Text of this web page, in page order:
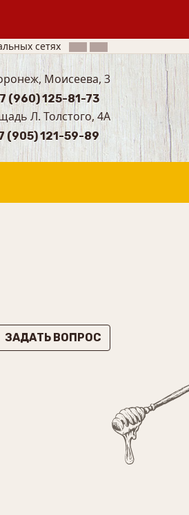
сетях
Моисеева, 3
(960) 125-81-73
Л. Толстого, 4А
(905) 121-59-89
ЗАДАТЬ ВОПРОС